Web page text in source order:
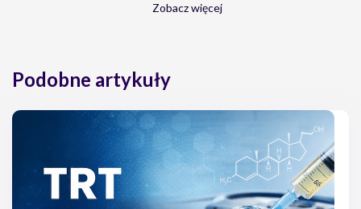
Collins, M. M., Meigs, J. B., Barry, M. J., & Walker Corkery, E.
Habermacher, G. M., Chason, J. T., & Schaeffer, A. J. (2006).
"Prostatitis/chronic pelvic pain syndrome." Annual Review of
Zobacz więcej
Podobne artykuły